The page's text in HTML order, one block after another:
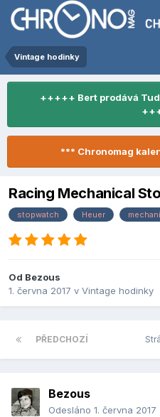
Vintage hodinky
+++++ Bert prodává
*** Chronomag
Racing Mechanical
stopwatch Heuer
Od Bezous
1. června 2017 v Vintage hodinky
PŘEDCHOZÍ
Bezous
Odesláno 1. června 2017